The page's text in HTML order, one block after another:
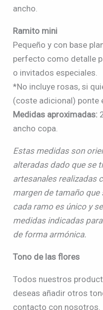
ancho.
Ramito mini
Pequeño y con base
perfecto como detalle
o invitados especiales.
*No incluye rosas, si
(coste adicional) ponte
Medidas aproximadas:
ancho copa.
Estas medidas son
alteradas dado que se
artesanales realizadas
margen de tamaño
cada ramo es único y
medidas indicadas
de forma armónica.
Tono de las flores
Todos nuestros
deseas añadir otros
contacto con nosotros.